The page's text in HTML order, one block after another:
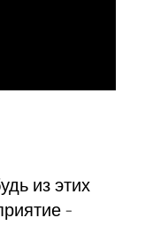
из этих
-